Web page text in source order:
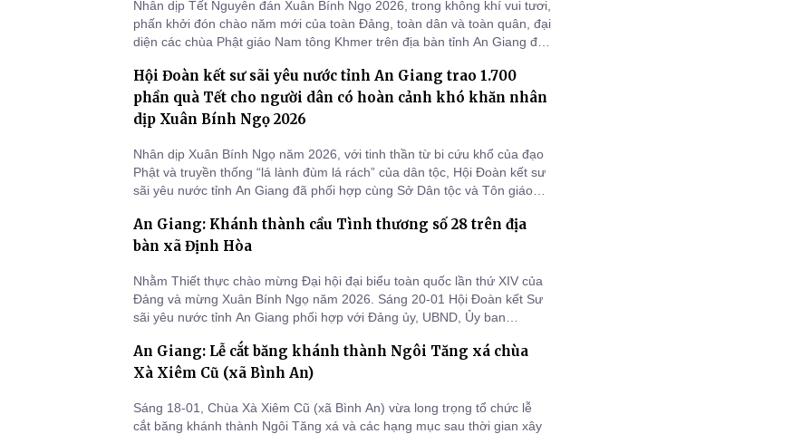
Nhân dịp Tết Nguyên đán Xuân Bính Ngọ 2026, trong không khí vui tươi,
phấn khởi đón chào năm mới của toàn Đảng, toàn dân và toàn quân, đại
diện các chùa Phật giáo Nam tông Khmer trên địa bàn tỉnh An Giang đã
UBND, Ủy ban MTTQ Việt Nam các xã, phường, thị trấn tại các địa
phương trong t
Hội Đoàn kết sư sãi yêu nước tỉnh An Giang trao 1.700
phần quà Tết cho người dân có hoàn cảnh khó khăn nhân
dịp Xuân Bính Ngọ 2026
Nhân dịp Xuân Bính Ngọ năm 2026, với tinh thần từ bi cứu khổ của đạo
Phật và truyền thống “lá lành đùm lá rách” của dân tộc, Hội Đoàn kết sư
sãi yêu nước tỉnh An Giang đã phối hợp cùng Sở Dân tộc và Tôn giáo
Gò Quao, Long Thạnh, Mỹ Thuận và Chợ Vàm tổ chức chương trình
trao quà Tết ch
An Giang: Khánh thành cầu Tình thương số 28 trên địa
bàn xã Định Hòa
Nhằm Thiết thực chào mừng Đại hội đại biểu toàn quốc lần thứ XIV của
Đảng và mừng Xuân Bính Ngọ năm 2026. Sáng 20-01 Hội Đoàn kết Sư
sãi yêu nước tỉnh An Giang phối hợp với Đảng ủy, UBND, Ủy ban
chức lễ cắt băng khánh thành cầu giao thông nông thôn “Tình Thương
số 28” tại ấp Hòa Hớn, xã
An Giang: Lễ cắt băng khánh thành Ngôi Tăng xá chùa
Xà Xiêm Cũ (xã Bình An)
Sáng 18-01, Chùa Xà Xiêm Cũ (xã Bình An) vừa long trọng tổ chức lễ
cắt băng khánh thành Ngôi Tăng xá và các hạng mục sau thời gian xây